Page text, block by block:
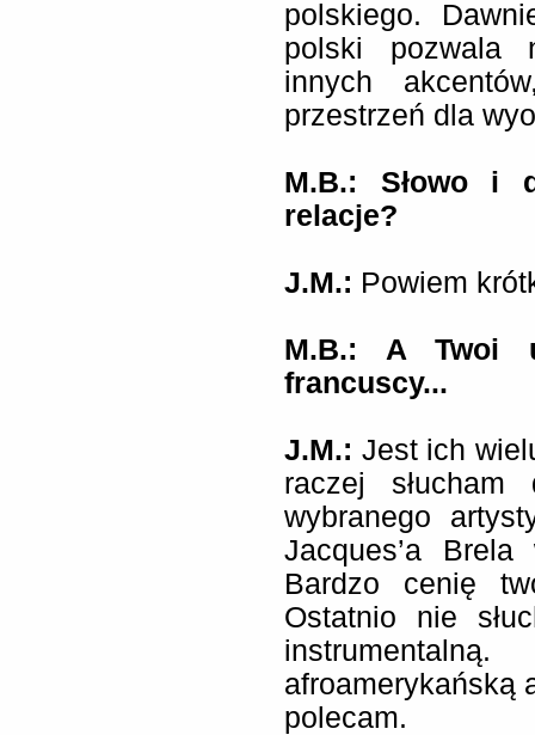
polskiego.
polski pozwala
innych
przestrzeń dla
M.B.: Słowo i
relacje?
J.M.: Powiem
M.B.: A Twoi
francuscy...
J.M.: Jest ich
raczej
wybranego
Jacques’a
Bardzo cenię
Ostatnio nie
afroamerykańską
polecam.